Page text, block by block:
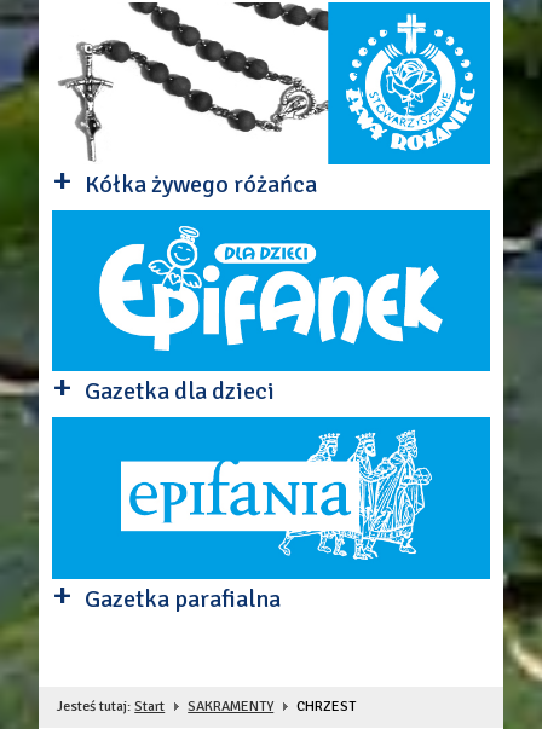
+ Kółka żywego różańca
+ Gazetka dla dzieci
+ Gazetka parafialna
Jesteś tutaj: Start SAKRAMENTY CHRZEST